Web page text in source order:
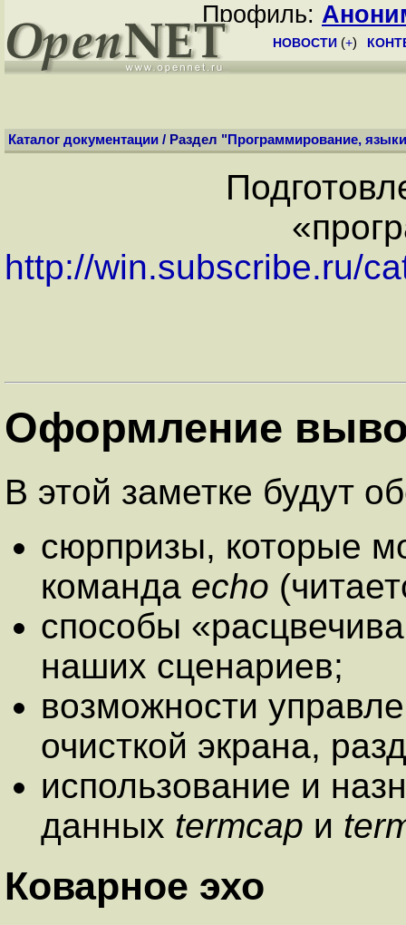
Профиль:
НОВОСТИ (+)
Каталог документации / Раздел " Программирование, языки
http://win.subscribe.ru/
Оформление
В этой заметке будут
сюрпризы, которые
команда echo
способы
наших сценариев;
возможности
очисткой экрана,
использование и
данных termcap и
Коварное эхо